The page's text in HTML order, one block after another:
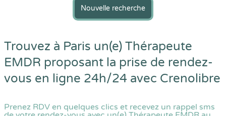
Nouvelle recherche
Trouvez à Paris un(e) Thérapeute
EMDR proposant la prise de rendez-
vous en ligne 24h/24 avec Crenolibre
Prenez RDV en quelques clics et recevez un rappel sms